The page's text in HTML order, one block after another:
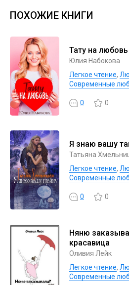
ПОХОЖИЕ КНИГИ
Тату на любовь
Юлия Набокова
Легкое чтение,
Современные
0 0
Я знаю вашу
Татьяна
Легкое чтение,
Современные
0 0
Няню
красавица
Оливия Лейк
Легкое чтение,
Современные